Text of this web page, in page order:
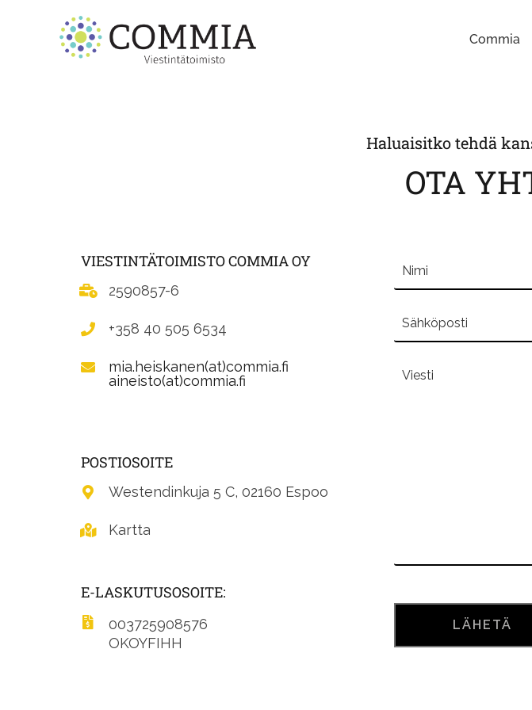
Commia
Haluaisitko tehdä
OTA
VIESTINTÄTOIMISTO COMMIA OY
2590857-6
+358 40 505 6534
mia.heiskanen(at)commia.fi
aineisto(at)commia.fi
POSTIOSOITE
Westendinkuja 5 C, 02160 Espoo
Kartta
E-LASKUTUSOSOITE:
003725908576
OKOYFIHH